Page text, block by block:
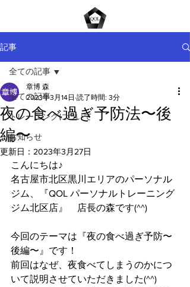
記事
全ての記事
トレーニングについて
お知らせ
全ての記事
夜の食べ過ぎ予防法〜後
編〜
章博 森
2023年3月14日 読了時間: 3分
更新日： 2023年3月27日
こんにちは♪
名古屋市北区黒川エリアのパーソナル
ジム、『QOL パーソナルトレーニング
ジム北区店』　店長の森です(^^)
今回のテーマは『夜の食べ過ぎ予防〜
後編〜』です！
前回はなぜ、夜食べてしまうのかにつ
いて説明させていただきました(^^)